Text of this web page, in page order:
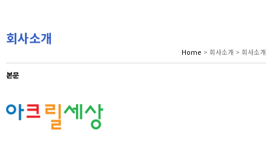
회사소개
Home > 회사소개 > 회사소개
본문